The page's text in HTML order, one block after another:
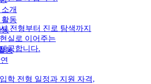
개
동
동
동
전형부터 진로 탐색까지
실로 이어주는
공합니다.
학 전형 일정과 지원 자격,